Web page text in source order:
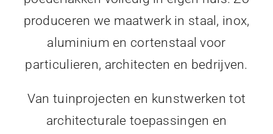
produceren we maatwerk in staal, inox,
aluminium en cortenstaal voor
particulieren, architecten en bedrijven.
Van tuinprojecten en kunstwerken tot
architecturale toepassingen en